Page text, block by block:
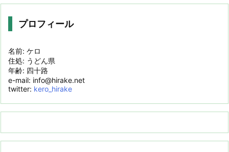
プロフィール
名前: ケロ
住処: うどん県
年齢: 四十路
e-mail: info@hirake.net
twitter: kero_hirake